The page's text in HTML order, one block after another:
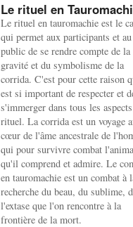
Le rituel en
Le rituel en tauromachie est le
qui permet aux participants et au
public de se rendre compte de la
gravité et du symbolisme de la
corrida. C'est pour cette raison
est si important de respecter et
s'immerger dans tous les
rituel. La corrida est un voyage
cœur de l'âme ancestrale de
qui pour survivre combat
qu'il comprend et admire. Le
en tauromachie est un combat à
recherche du beau, du sublime,
l'extase que l'on rencontre à la
frontière de la mort.